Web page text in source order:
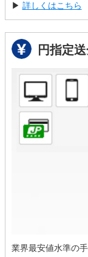
▶ 詳しくはこちら
円指定
業界最安値水準の